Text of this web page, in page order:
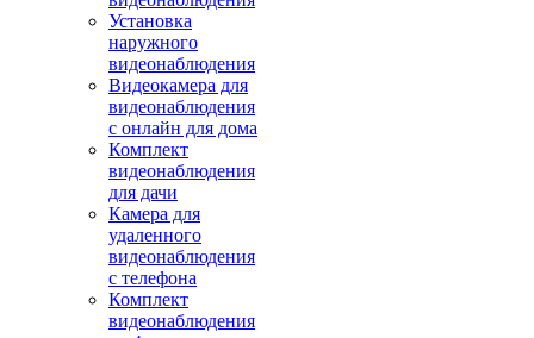
Установка
наружного
видеонаблюдения
Видеокамера для
видеонаблюдения
с онлайн для дома
Комплект
видеонаблюдения
для дачи
Камера для
удаленного
видеонаблюдения
с телефона
Комплект
видеонаблюдения